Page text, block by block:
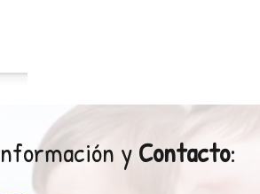
yContacto: